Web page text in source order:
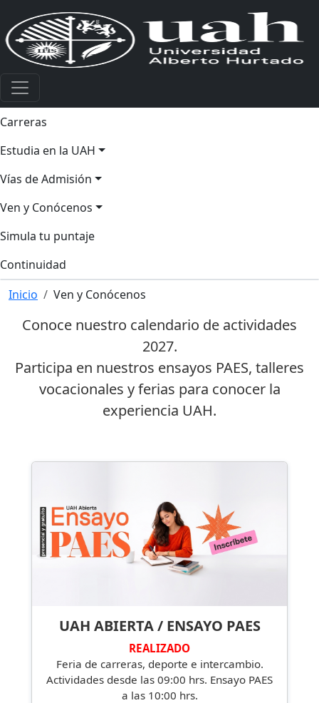
Carreras
Estudia en la UAH
Vías de Admisión
Ven y Conócenos
Simula tu puntaje
Continuidad
Inicio
Ven y Conócenos
Conoce nuestro calendario de actividades
2027.
Participa en nuestros ensayos PAES, talleres
vocacionales y ferias para conocer la
experiencia UAH.
UAH ABIERTA / ENSAYO PAES
REALIZADO
Feria de carreras, deporte e intercambio.
Actividades desde las 09:00 hrs. Ensayo PAES
a las 10:00 hrs.